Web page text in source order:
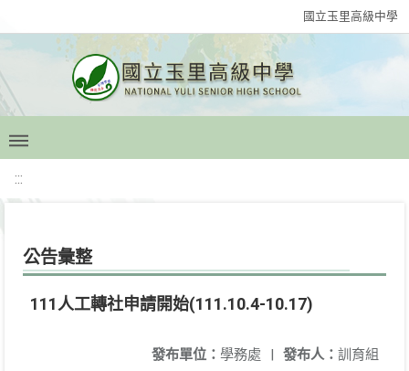
國立玉里高級中學
:::
公告彙整
111人工轉社申請開始(111.10.4-10.17)
發布人： 訓育組
發布單位： 學務處 |